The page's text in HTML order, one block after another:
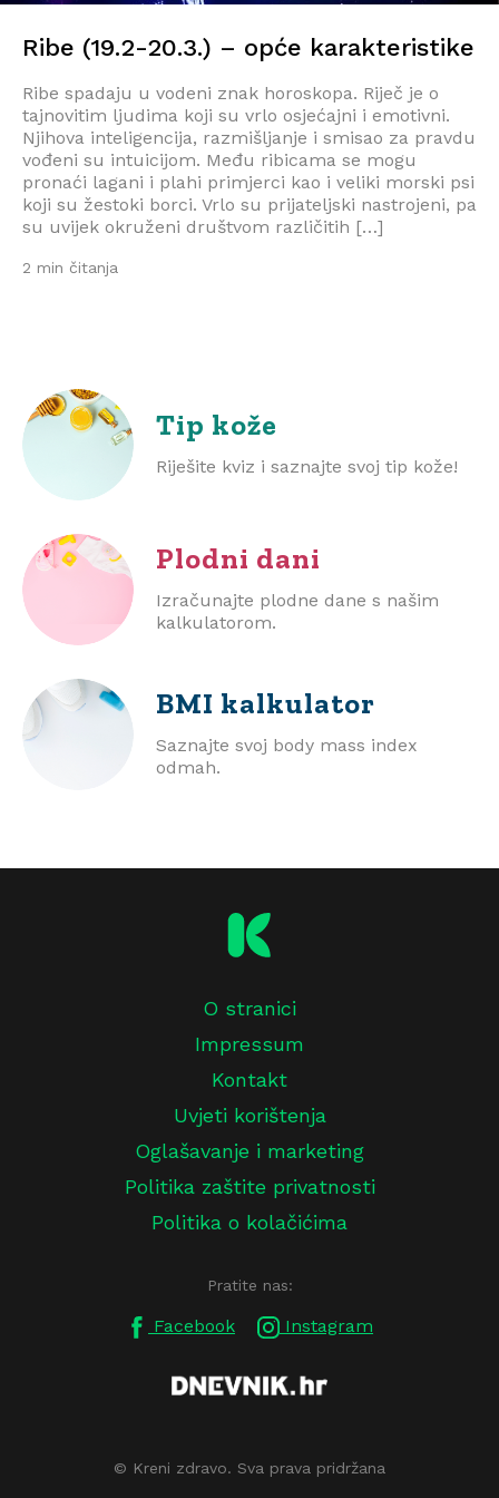
Ribe (19.2-20.3.) – opće karakteristike
Ribe spadaju u vodeni znak horoskopa. Riječ je o
tajnovitim ljudima koji su vrlo osjećajni i emotivni.
Njihova inteligencija, razmišljanje i smisao za pravdu
vođeni su intuicijom. Među ribicama se mogu
pronaći lagani i plahi primjerci kao i veliki morski psi
koji su žestoki borci. Vrlo su prijateljski nastrojeni, pa
su uvijek okruženi društvom različitih […]
2 min čitanja
Tip kože
Riješite kviz i saznajte svoj tip kože!
Plodni dani
Izračunajte plodne dane s našim
kalkulatorom.
BMI kalkulator
Saznajte svoj body mass index
odmah.
O stranici
Impressum
Kontakt
Uvjeti korištenja
Oglašavanje i marketing
Politika zaštite privatnosti
Politika o kolačićima
Pratite nas:
Facebook Instagram
© Kreni zdravo. Sva prava pridržana